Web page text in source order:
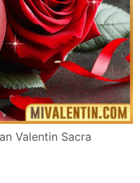
Valentin Sacra